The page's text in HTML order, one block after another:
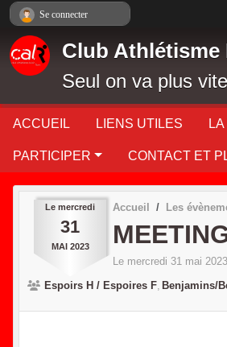
Club
Seul on va plus
ACCUEIL LIENS UTILES
PARTICIPER CONTACT ET
Le mercredi
31
MAI 2023
Accueil Les
Le mercredi 31 mai 2023
Espoirs H / Espoires F Benjamins/
Se connecter
Panneau de gestion des cookies